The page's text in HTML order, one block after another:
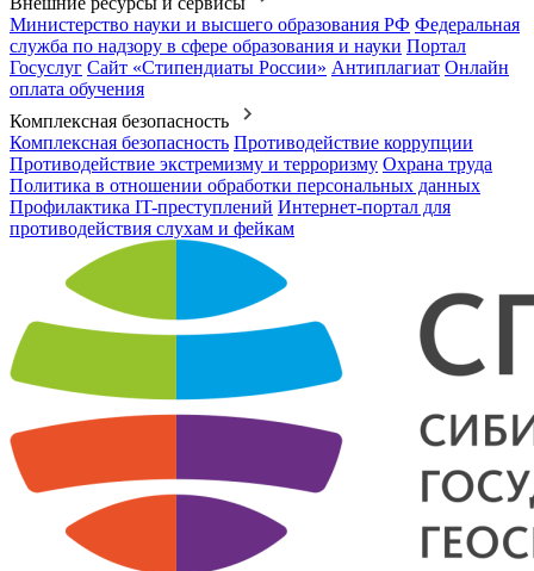
Министерство науки и высшего образования РФ Федеральная
служба по надзору в сфере образования и науки Портал
Госуслуг Сайт «Стипендиаты России» Антиплагиат Онлайн
оплата обучения
Комплексная безопасность
Комплексная безопасность Противодействие коррупции
Противодействие экстремизму и терроризму Охрана труда
Политика в отношении обработки персональных данных
Профилактика IT-преступлений Интернет-портал для
противодействия слухам и фейкам